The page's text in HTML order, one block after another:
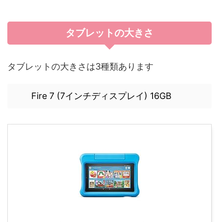
タブレットの大きさ
タブレットの大きさは3種類あります
Fire 7 (7インチディスプレイ) 16GB